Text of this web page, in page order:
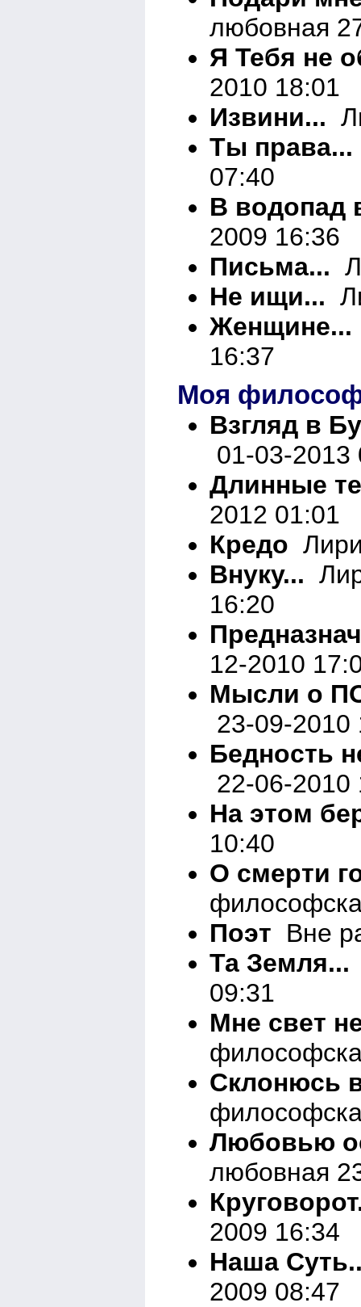
любовная
Я Тебя не
2010 18:01
Извини...
Ты права...
07:40
В водопад
2009 16:36
Письма...
Не ищи...
Женщине...
16:37
Моя
Взгляд в
01-03-2013
Длинные
2012 01:01
Кредо
Внуку...
16:20
12-2010
Мысли о
23-09-2010
Бедность
22-06-2010
На этом
10:40
О смерти
Поэт Вне
Та Земля...
09:31
Мне свет
Склонюсь
Любовью
любовная
2009 16:34
Наша
2009 08:47